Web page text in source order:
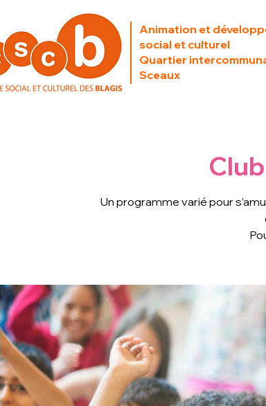
Animation et
social et culturel
Quartier
Sceaux
Un programme varié pour